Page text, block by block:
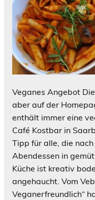
Veganes Angebot
aber auf der
enthält immer eine
Café Kostbar in
Tipp für alle, die
Abendessen in
Küche ist kreativ
angehaucht. Vom
Veganerfreundlich“